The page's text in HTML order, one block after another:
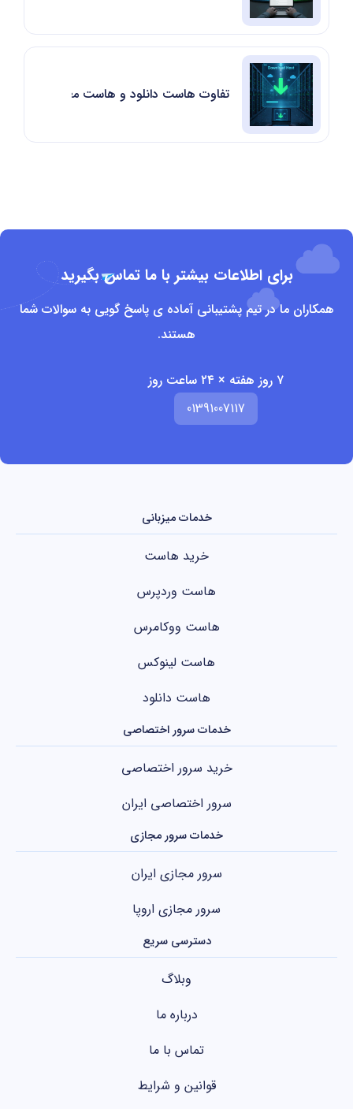
تفاوت هاست دانلود و هاست معمولی
برای اطلاعات بیشتر با ما تماس بگیرید
همکاران ما در تیم پشتیبانی آماده ی پاسخ گویی به سوالات شما
هستند.
۷ روز هفته × ۲۴ ساعت روز
01391007117
خدمات میزبانی
خرید هاست
هاست وردپرس
هاست ووکامرس
هاست لینوکس
هاست دانلود
خدمات سرور اختصاصی
خرید سرور اختصاصی
سرور اختصاصی ایران
خدمات سرور مجازی
سرور مجازی ایران
سرور مجازی اروپا
دسترسی سریع
وبلاگ
درباره ما
تماس با ما
قوانین و شرایط